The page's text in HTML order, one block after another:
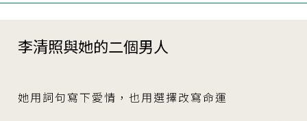
李清照與她的二個男人
她用詞句寫下愛情，也用選擇改寫命運